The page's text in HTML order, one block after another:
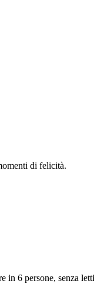
di felicità.
in 6 persone, senza